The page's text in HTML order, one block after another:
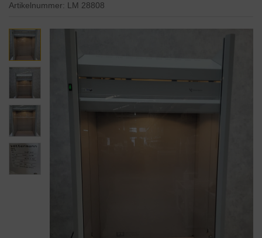
Artikelnummer: LM 28808